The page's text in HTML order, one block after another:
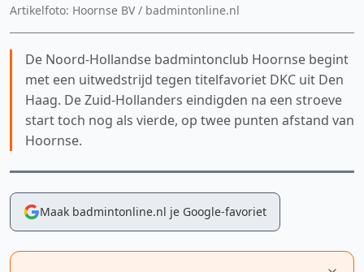
Artikelfoto: Hoornse BV / badmintonline.nl
De Noord-Hollandse badmintonclub Hoornse begint
met een uitwedstrijd tegen titelfavoriet DKC uit Den
Haag. De Zuid-Hollanders eindigden na een stroeve
start toch nog als vierde, op twee punten afstand van
Hoornse.
Maak badmintonline.nl je Google-favoriet